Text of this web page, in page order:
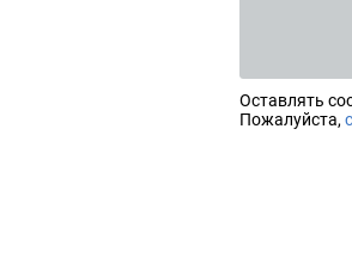
Оставлять
Пожалуйста,